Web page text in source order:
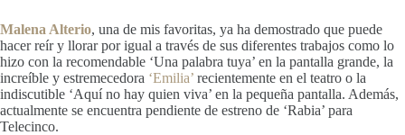
Malena Alterio, una de mis favoritas, ya ha demostrado que puede
hacer reír y llorar por igual a través de sus diferentes trabajos como lo
hizo con la recomendable ‘Una palabra tuya’ en la pantalla grande, la
increíble y estremecedora ‘Emilia’ recientemente en el teatro o la
indiscutible ‘Aquí no hay quien viva’ en la pequeña pantalla. Además,
actualmente se encuentra pendiente de estreno de ‘Rabia’ para
Telecinco.